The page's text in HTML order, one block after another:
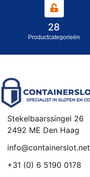
28
Productcategorieën
Stekelbaarssingel 26
2492 ME Den Haag
info@containerslot.net
+31 (0) 6 5190 0178